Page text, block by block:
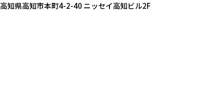
高知県高知市本町4-2-40 ニッセイ高知ビル2F